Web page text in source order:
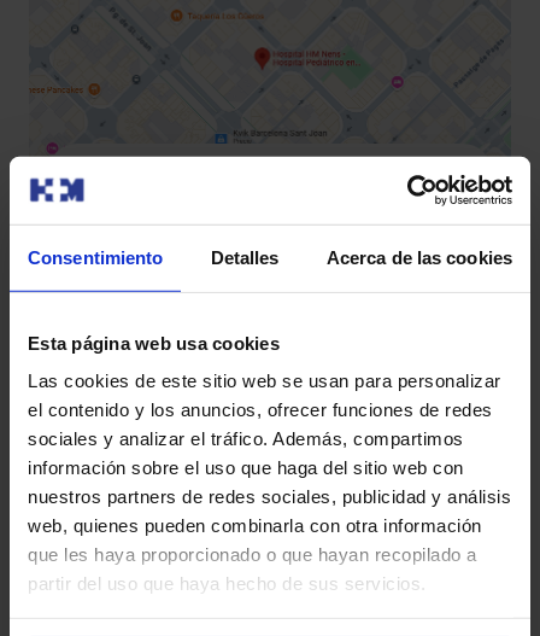
Consentimiento Detalles Acerca de las cookies
Esta página web usa cookies
Las cookies de este sitio web se usan para personalizar
el contenido y los anuncios, ofrecer funciones de redes
sociales y analizar el tráfico. Además, compartimos
información sobre el uso que haga del sitio web con
nuestros partners de redes sociales, publicidad y análisis
web, quienes pueden combinarla con otra información
que les haya proporcionado o que hayan recopilado a
partir del uso que haya hecho de sus servicios.
¿Dónde nos ubicamos?
Hospital HM Nens
Carrer del Consell de Cent, 437,
L’Eixample, 08009 Barcelona